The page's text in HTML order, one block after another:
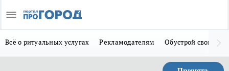
Всё о ритуальных услугах Рекламодателям Обустрой свой дом